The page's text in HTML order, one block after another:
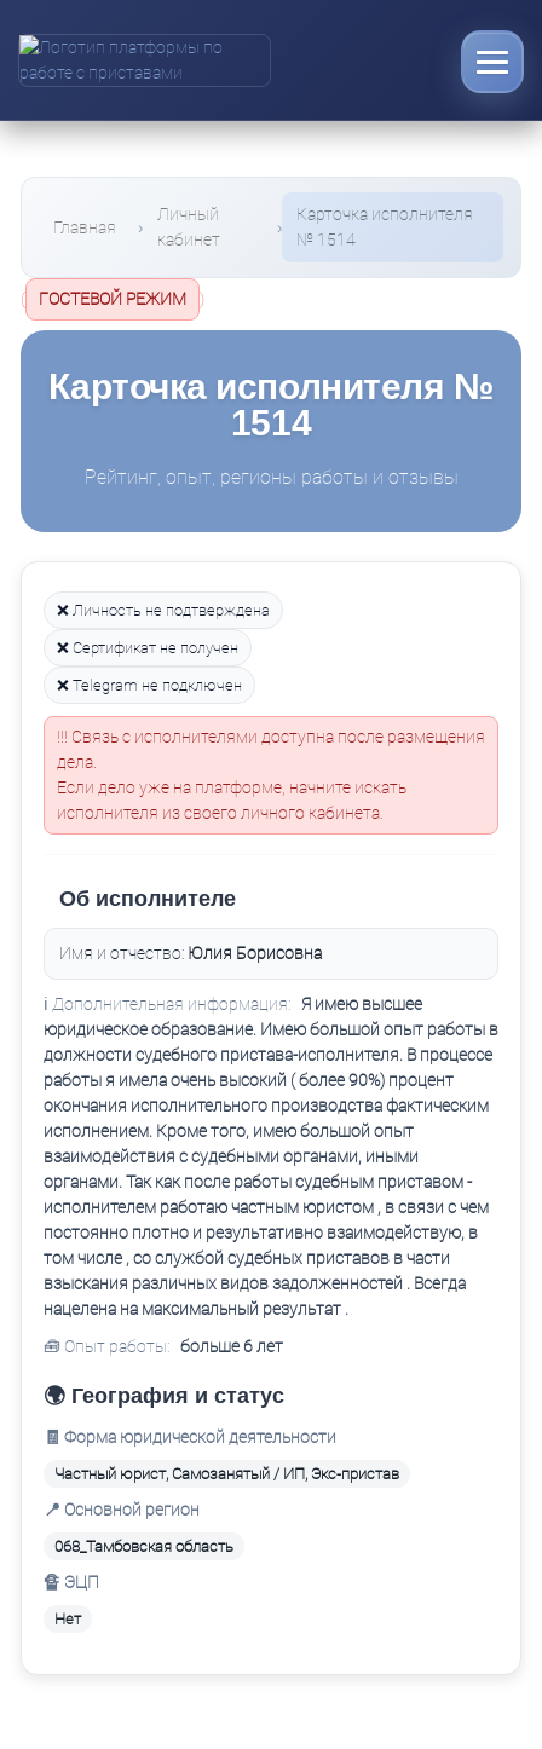
Главная
Личный
кабинет
Карточка исполнителя
№ 1514
( ГОСТЕВОЙ РЕЖИМ )
Карточка исполнителя №
1514
Рейтинг, опыт, регионы работы и отзывы
❌ Личность не подтверждена
❌ Сертификат не получен
❌ Telegram не подключен
!!! Связь с исполнителями доступна после размещения
дела.
Если дело уже на платформе, начните искать
исполнителя из своего личного кабинета.
Об исполнителе
Имя и отчество: Юлия Борисовна
ℹ️ Дополнительная информация:
Я имею высшее
юридическое образование. Имею большой опыт работы в
должности судебного пристава-исполнителя. В процессе
работы я имела очень высокий ( более 90%) процент
окончания исполнительного производства фактическим
исполнением. Кроме того, имею большой опыт
взаимодействия с судебными органами, иными
органами. Так как после работы судебным приставом -
исполнителем работаю частным юристом , в связи с чем
постоянно плотно и результативно взаимодействую, в
том числе , со службой судебных приставов в части
взыскания различных видов задолженностей . Всегда
нацелена на максимальный результат .
🧰 Опыт работы: больше 6 лет
🌍 География и статус
🧾 Форма юридической деятельности
Частный юрист, Самозанятый / ИП, Экс-пристав
📍 Основной регион
068_Тамбовская область
🔏 ЭЦП
Нет